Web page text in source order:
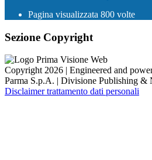
Pagina visualizzata 800 volte
Sezione Copyright
Copyright 2026 | Engineered and
Parma S.p.A. | Divisione Publishing &
Disclaimer trattamento dati personali